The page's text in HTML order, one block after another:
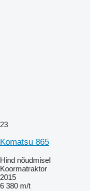
23
Komatsu 865
Hind nõudmisel
Koormatraktor
2015
6 380 m/t